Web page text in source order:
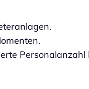
Personalanzahl